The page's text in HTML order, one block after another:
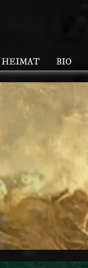
HEIMAT BIO